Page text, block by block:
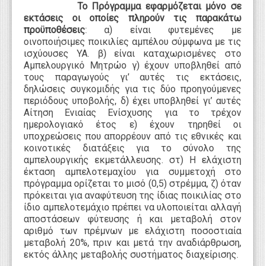
Το Πρόγραμμα εφαρμόζεται μόνο σε
εκτάσεις οι οποίες πληρούν τις παρακάτω
προϋποθέσεις: α) είναι φυτεμένες με
οινοποιήσιμες ποικιλίες αμπέλου σύμφωνα με τις
ισχύουσες ΥΑ. β) είναι καταχωρισμένες στο
Αμπελουργικό Μητρώο γ) έχουν υποβληθεί από
τους παραγωγούς γι’ αυτές τις εκτάσεις,
δηλώσεις συγκομιδής για τις δύο προηγούμενες
περιόδους υποβολής, δ) έχει υποβληθεί γι’ αυτές
Αίτηση Ενιαίας Ενίσχυσης για το τρέχον
ημερολογιακό έτος ε) έχουν τηρηθεί οι
υποχρεώσεις που απορρέουν από τις εθνικές και
κοινοτικές διατάξεις για το σύνολο της
αμπελουργικής εκμετάλλευσης. στ) Η ελάχιστη
έκταση αμπελοτεμαχίου για συμμετοχή στο
πρόγραμμα ορίζεται το μισό (0,5) στρέμμα, ζ) όταν
πρόκειται για αναφύτευση της ίδιας ποικιλίας στο
ίδιο αμπελοτεμάχιο πρέπει να υλοποιείται αλλαγή
αποστάσεων φύτευσης ή και μεταβολή στον
αριθμό των πρέμνων με ελάχιστη ποσοστιαία
μεταβολή 20%, πριν και μετά την αναδιάρθρωση,
εκτός άλλης μεταβολής συστήματος διαχείρισης.